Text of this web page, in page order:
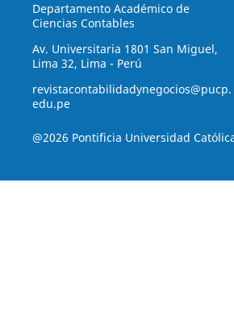
Departamento Académico de
Ciencias Contables
Av. Universitaria 1801 San Miguel,
Lima 32, Lima - Perú
revistacontabilidadynegocios@pucp.
edu.pe
@2026 Pontificia Universidad